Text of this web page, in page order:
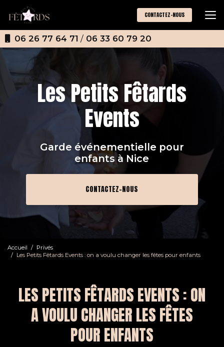
contenu
principal
06 26 77 64 71 / 06 33 60 79 20
CONTACTEZ-NOUS
Les Petits Fêtards
Events
Garde événementielle pour
enfantsà Nice
CONTACTEZ-NOUS
Accueil
Privés
Les Petits Fêtards Events : on a voulu changer les fêtes pour enfants
LES PETITS FÊTARDS EVENTS : ON
A VOULU CHANGER LES FÊTES
POUR ENFANTS